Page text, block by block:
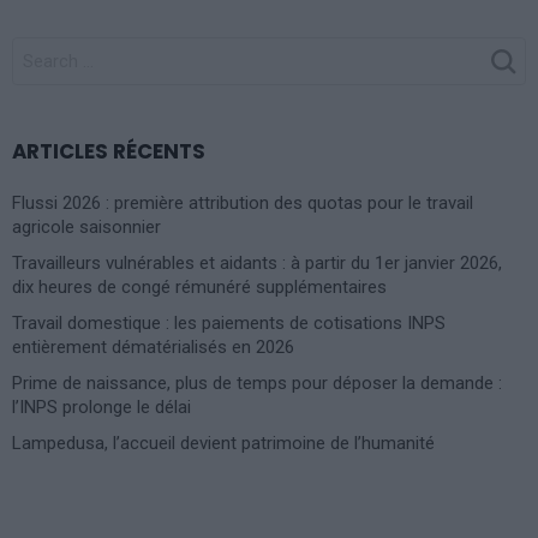
ARTICLES RÉCENTS
Flussi 2026 : première attribution des quotas pour le travail
agricole saisonnier
Travailleurs vulnérables et aidants : à partir du 1er janvier 2026,
dix heures de congé rémunéré supplémentaires
Travail domestique : les paiements de cotisations INPS
entièrement dématérialisés en 2026
Prime de naissance, plus de temps pour déposer la demande :
l’INPS prolonge le délai
Lampedusa, l’accueil devient patrimoine de l’humanité